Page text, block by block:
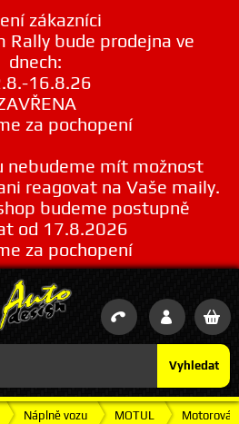
zákazníci
Rally bude prodejna ve
dnech:
16.8.26
za pochopení
mít možnost
reagovat na Vaše maily.
budeme postupně
od 17.8.2026
za pochopení
Vyhledat
Náplně vozu MOTUL Motorová